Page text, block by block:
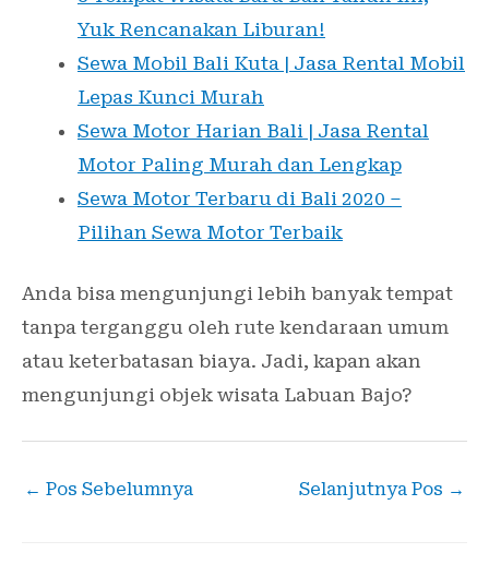
Yuk Rencanakan Liburan!
Sewa Mobil Bali Kuta | Jasa Rental Mobil
Lepas Kunci Murah
Sewa Motor Harian Bali | Jasa Rental
Motor Paling Murah dan Lengkap
Sewa Motor Terbaru di Bali 2020 –
Pilihan Sewa Motor Terbaik
Anda bisa mengunjungi lebih banyak tempat
tanpa terganggu oleh rute kendaraan umum
atau keterbatasan biaya. Jadi, kapan akan
mengunjungi objek wisata Labuan Bajo?
← Pos Sebelumnya Selanjutnya Pos →